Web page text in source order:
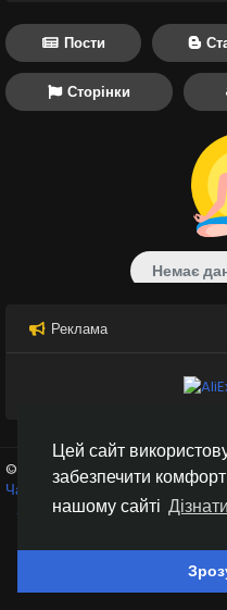
Цей сайт
забезпечити
нашому сайті
Пости
Сторінки
Немає
Реклама
© 2026 Inter Black
Чат кімнати
Крипто біржі
Зв'яжіться з нами Каталог